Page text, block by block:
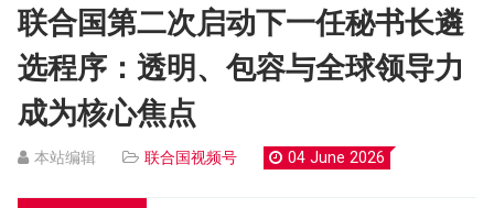
联合国第二次启动下一任秘书长遴
选程序：透明、包容与全球领导力
成为核心焦点
本站编辑 联合国视频号 04 June 2026